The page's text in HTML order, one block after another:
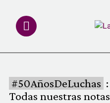
INVESTIGACIONES
#50AñosDeLuchas :
Todas nuestras notas